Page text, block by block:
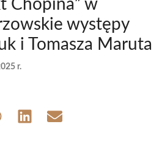
Chopina” w
występy
i Tomasza Maruta
r.
Share Share